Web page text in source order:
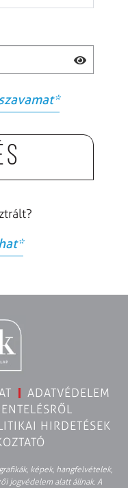
*
*
ADATVÉDELEM
HIRDETÉSEK
képek, hangfelvételek,
jogvédelem alatt állnak. A